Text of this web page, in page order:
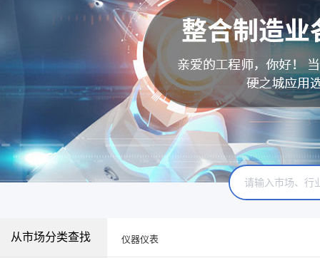
从市场分类查找 仪器仪表